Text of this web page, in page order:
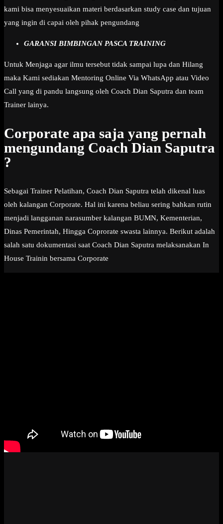
kami bisa menyesuaikan materi berdasarkan study case dan tujuan
yang ingin di capai oleh pihak pengundang
GARANSI BIMBINGAN PASCA TRAINING
Untuk Menjaga agar ilmu tersebut tidak sampai lupa dan Hilang
maka Kami sediakan Mentoring Online Via WhatsApp atau Video
Call yang di pandu langsung oleh Coach Dian Saputra dan team
Trainer lainya.
Corporate apa saja yang pernah
mengundang Coach Dian Saputra
?
Sebagai Trainer Pelatihan, Coach Dian Saputra telah dikenal luas
oleh kalangan Corporate. Hal ini karena beliau sering bahkan rutin
menjadi langganan narasumber kalangan BUMN, Kementerian,
Dinas Pemerintah, Hingga Coprorate swasta lainnya. Berikut adalah
salah satu dokumentasi saat Coach Dian Saputra melaksanakan In
House Trainin bersama Corporate